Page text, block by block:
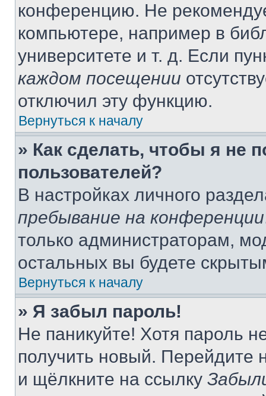
конференцию. Не
компьютере, например в
университете и т. д. Если
каждом посещении
отключил эту функцию.
Вернуться к началу
» Как сделать, чтобы я не
пользователей?
В настройках личного
пребывание на конференции
только администраторам,
остальных вы будете
Вернуться к началу
» Я забыл пароль!
Не паникуйте! Хотя пароль
получить новый. Перейдите
и щёлкните на ссылку